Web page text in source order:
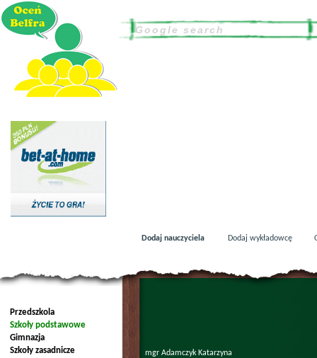
Dodaj nauczyciela Dodaj wykładowcę
mgr Adamczyk Katarzyna
Przedszkola
Szkoły podstawowe
Gimnazja
Szkoły zasadnicze